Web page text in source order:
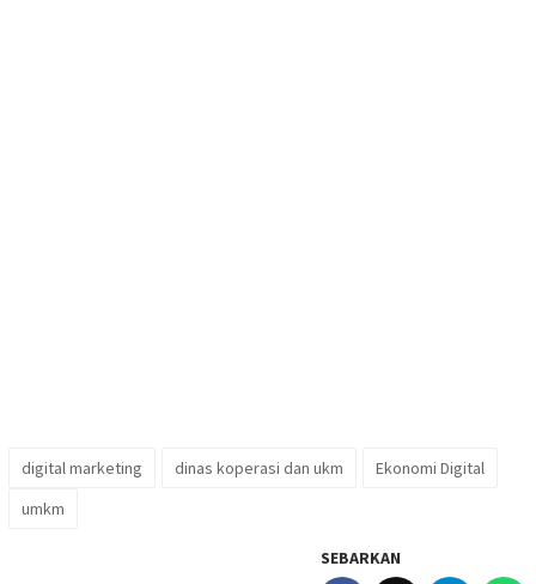
digital marketing dinas koperasi dan ukm
Ekonomi Digital
umkm
SEBARKAN